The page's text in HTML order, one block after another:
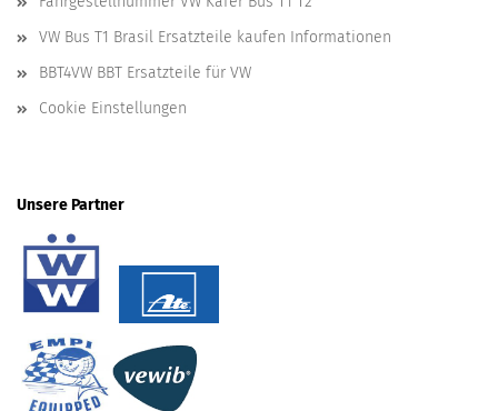
VW Bus T1 Brasil Ersatzteile kaufen Informationen
BBT4VW BBT Ersatzteile für VW
Cookie Einstellungen
Unsere Partner